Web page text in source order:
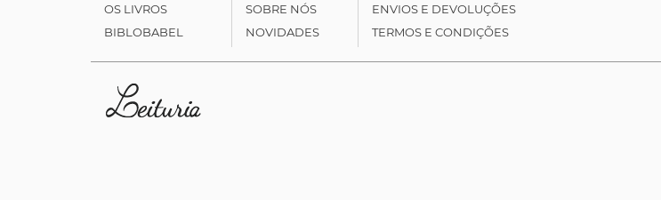
OS LIVROS
BIBLOBABEL
SOBRE NÓS
NOVIDADES
ENVIOS E DEVOLUÇÕES
TERMOS E CONDIÇÕES